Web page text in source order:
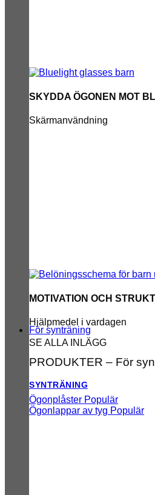
SKYDDA ÖGONEN MOT
Skärmanvändning
MOTIVATION OCH
Hjälpmedel i vardagen
SE ALLA INLÄGG
För synträning
PRODUKTER – För
SYNTRÄNING
Ögonplåster
Ögonlappar av tyg